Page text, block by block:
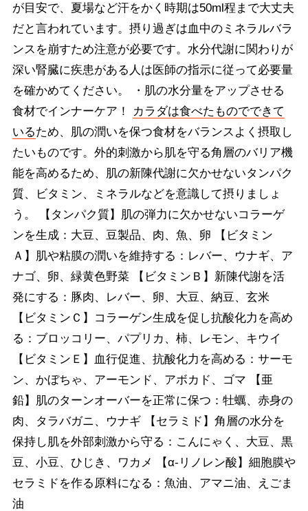
が目安で、夏場など汗をかく時期は50ml程まで大丈夫
だと言われています。摂り過ぎは血中のミネラルバラ
ンスを崩すため注意が必要です。水分代謝に関わりが
深い腎臓に疾患がある人は医師の指示に従って必要量
を確かめてください。 ・肌の水分量をアップさせる
食材でインナーケア！
カラダは食べたものでできて
いるため、肌の潤いを保つ食材をバランスよく摂取し
たいものです。外的刺激から肌を守る角層のバリア機
能を高めるため、肌の新陳代謝に欠かせないタンパク
質、ビタミン、ミネラルなどを意識して摂りましょ
う。 【タンパク質】肌の弾力に欠かせないコラーゲ
ンを生成：大豆、豆製品、肉、魚、卵 【ビタミン
Ａ】肌や粘膜の潤いを維持する：レバー、ウナギ、ア
ナゴ、卵、緑黄色野菜 【ビタミンＢ】新陳代謝を活
発にする：豚肉、レバー、卵、大豆、納豆、玄米
【ビタミンＣ】コラーゲン生成を促し抗酸化力を高め
る：ブロッコリー、パプリカ、柿、レモン、キウイ
【ビタミンＥ】血行促進、抗酸化力を高める：サーモ
ン、かぼちゃ、アーモンド、アボカド、ゴマ 【亜
鉛】肌のターンオーバーを正常に保つ：牡蠣、赤身の
肉、タラバガニ、ウナギ 【セラミド】角層の水分を
保持し肌を外部刺激から守る：こんにゃく、大豆、黒
豆、小豆、ひじき、ワカメ 【α-リノレン酸】細胞膜や
セラミドを作る原料になる：魚油、アマニ油、えごま
油